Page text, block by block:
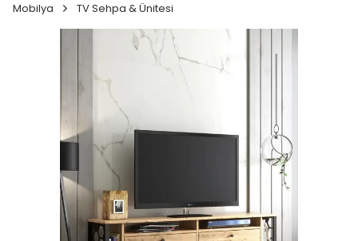
Mobilya TV Sehpa & Ünitesi